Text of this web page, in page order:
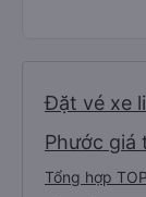
Đặt vé xe
Phước giá
Tổng hợp